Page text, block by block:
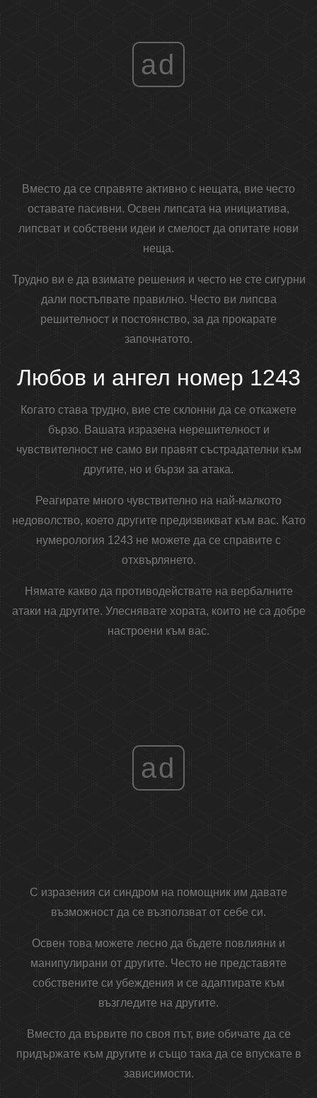
ad
Вместо да се справяте активно с нещата, вие често
оставате пасивни. Освен липсата на инициатива,
липсват и собствени идеи и смелост да опитате нови
неща.
Трудно ви е да взимате решения и често не сте сигурни
дали постъпвате правилно. Често ви липсва
решителност и постоянство, за да прокарате
започнатото.
Любов и ангел номер 1243
Когато става трудно, вие сте склонни да се откажете
бързо. Вашата изразена нерешителност и
чувствителност не само ви правят състрадателни към
другите, но и бързи за атака.
Реагирате много чувствително на най-малкото
недоволство, което другите предизвикват към вас. Като
нумерология 1243 не можете да се справите с
отхвърлянето.
Нямате какво да противодействате на вербалните
атаки на другите. Улеснявате хората, които не са добре
настроени към вас.
ad
С изразения си синдром на помощник им давате
възможност да се възползват от себе си.
Освен това можете лесно да бъдете повлияни и
манипулирани от другите. Често не представяте
собствените си убеждения и се адаптирате към
възгледите на другите.
Вместо да вървите по своя път, вие обичате да се
придържате към другите и също така да се впускате в
зависимости.